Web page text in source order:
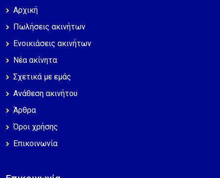
Αρχική
Πωλήσεις ακινήτων
Ενοικιάσεις ακινήτων
Νέα ακίνητα
Σχετικά με εμάς
Ανάθεση ακινήτου
Άρθρα
Όροι χρήσης
Επικοινωνία